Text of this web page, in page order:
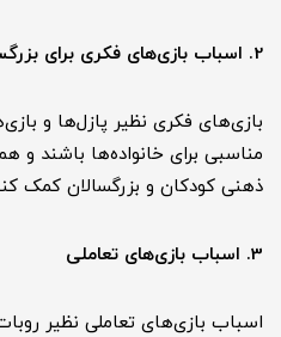
2. اسباب بازی‌های فکری برای بزرگسالان و کودکان
بازی‌های فکری نظیر پازل‌ها و
مناسبی برای خانواده‌ها باشند و
ذهنی کودکان و بزرگسالان کمک
3. اسباب بازی‌های تعاملی
اسباب بازی‌های تعاملی نظیر